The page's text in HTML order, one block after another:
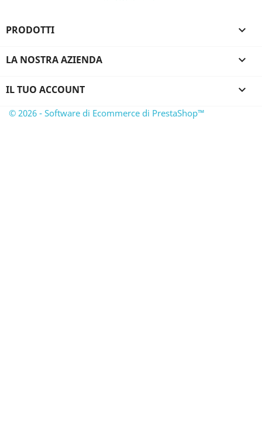
PRODOTTI 
LA NOSTRA AZIENDA 
IL TUO ACCOUNT 
© 2026 - Software di Ecommerce di PrestaShop™